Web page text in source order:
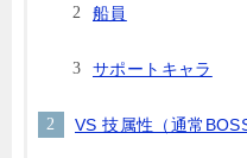
船員
サポートキャラ
VS 技属性（通常